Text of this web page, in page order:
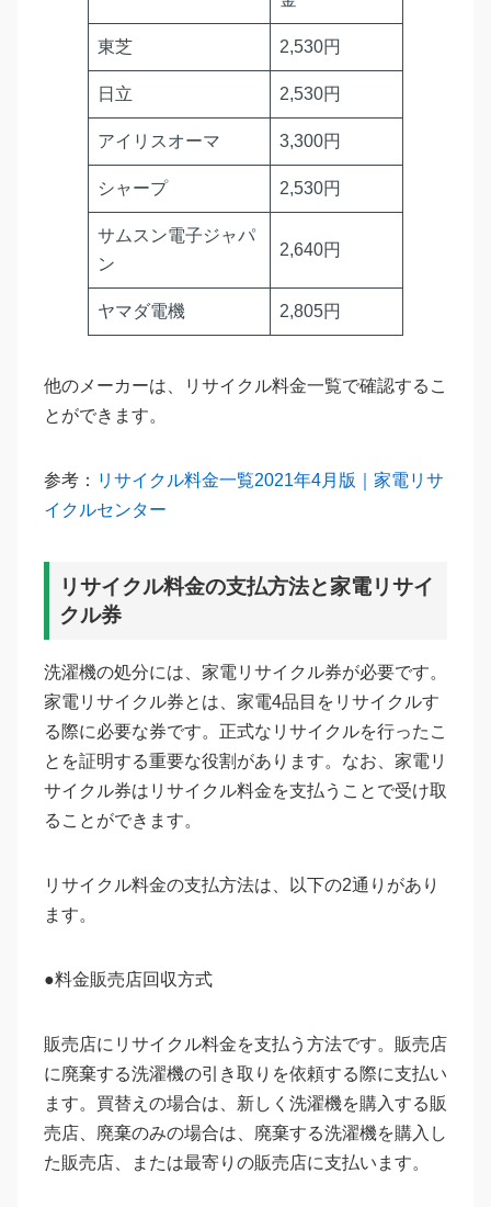
東芝 2,530円
日立 2,530円
アイリスオーマ 3,300円
シャープ 2,530円
サムスン電子ジャパ
ン
2,640円
ヤマダ電機 2,805円
他のメーカーは、リサイクル料金一覧で確認するこ
とができます。
参考： リサイクル料金一覧2021年4月版｜家電リサ
イクルセンター
リサイクル料金の支払方法と家電リサイ
クル券
洗濯機の処分には、家電リサイクル券が必要です。
家電リサイクル券とは、家電4品目をリサイクルす
る際に必要な券です。正式なリサイクルを行ったこ
とを証明する重要な役割があります。なお、家電リ
サイクル券はリサイクル料金を支払うことで受け取
ることができます。
リサイクル料金の支払方法は、以下の2通りがあり
ます。
●料金販売店回収方式
販売店にリサイクル料金を支払う方法です。販売店
に廃棄する洗濯機の引き取りを依頼する際に支払い
ます。買替えの場合は、新しく洗濯機を購入する販
売店、廃棄のみの場合は、廃棄する洗濯機を購入し
た販売店、または最寄りの販売店に支払います。